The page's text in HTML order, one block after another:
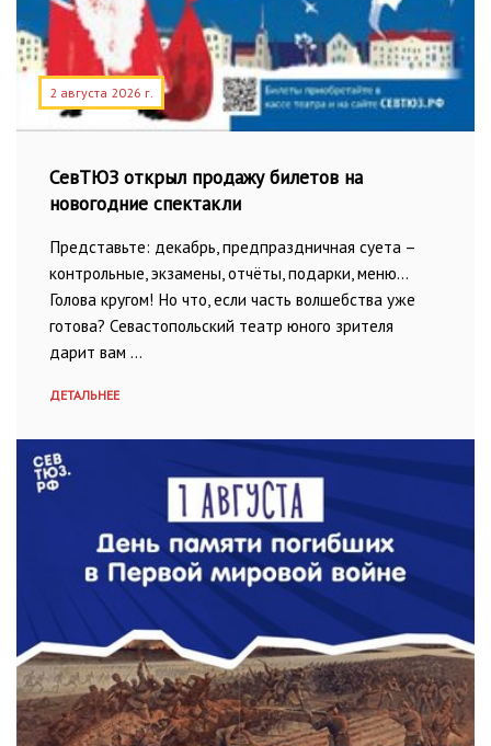
2 августа 2026 г.
СевТЮЗ открыл продажу билетов на
новогодние спектакли
Представьте: декабрь, предпраздничная суета –
контрольные, экзамены, отчёты, подарки, меню…
Голова кругом! Но что, если часть волшебства уже
готова? Севастопольский театр юного зрителя
дарит вам …
ДЕТАЛЬНЕЕ